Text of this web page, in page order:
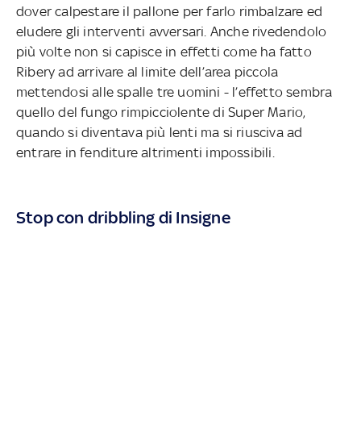
dover calpestare il pallone per farlo rimbalzare ed
eludere gli interventi avversari. Anche rivedendolo
più volte non si capisce in effetti come ha fatto
Ribery ad arrivare al limite dell’area piccola
mettendosi alle spalle tre uomini - l’effetto sembra
quello del fungo rimpicciolente di Super Mario,
quando si diventava più lenti ma si riusciva ad
entrare in fenditure altrimenti impossibili.
Stop con dribbling di Insigne